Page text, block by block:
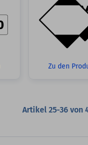
Zu den
Artikel25-36 von